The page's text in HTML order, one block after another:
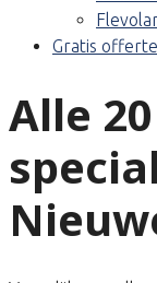
Gratis offerte
Alle